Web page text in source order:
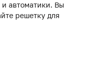
и автоматики. Вы
решетку для